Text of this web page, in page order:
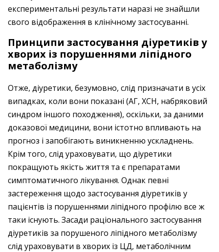
експериментальні результати наразі не знайшли
свого відображення в клінічному застосуванні.
Принципи застосування діуретиків у
хворих із порушеннями ліпідного
метаболізму
Отже, діуретики, безумовно, слід призначати в усіх
випадках, коли вони показані (АГ, ХСН, набряковий
синдром іншого походження), оскільки, за даними
доказової медицини, вони істотно впливають на
прогноз і запобігають виникненню ускладнень.
Крім того, слід ураховувати, що діуретики
покращують якість життя та є препаратами
симптоматичного лікування. Однак певні
застереження щодо застосування діуретиків у
пацієнтів із порушеннями ліпідного профілю все ж
таки існують. Засади раціонального застосування
діуретиків за порушеного ліпідного метаболізму
слід ураховувати в хворих із ЦД, метаболічним